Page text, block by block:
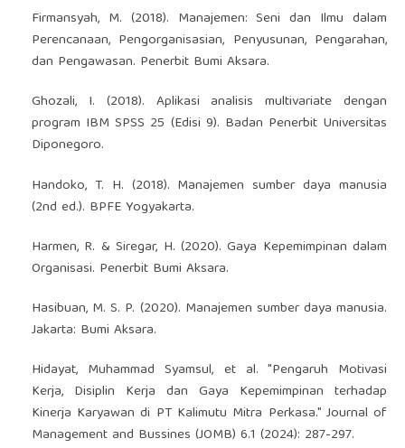
Firmansyah, M. (2018). Manajemen: Seni dan Ilmu dalam
Perencanaan, Pengorganisasian, Penyusunan, Pengarahan,
dan Pengawasan. Penerbit Bumi Aksara.
Ghozali, I. (2018). Aplikasi analisis multivariate dengan
program IBM SPSS 25 (Edisi 9). Badan Penerbit Universitas
Diponegoro.
Handoko, T. H. (2018). Manajemen sumber daya manusia
(2nd ed.). BPFE Yogyakarta.
Harmen, R. & Siregar, H. (2020). Gaya Kepemimpinan dalam
Organisasi. Penerbit Bumi Aksara.
Hasibuan, M. S. P. (2020). Manajemen sumber daya manusia.
Jakarta: Bumi Aksara.
Hidayat, Muhammad Syamsul, et al. "Pengaruh Motivasi
Kerja, Disiplin Kerja dan Gaya Kepemimpinan terhadap
Kinerja Karyawan di PT Kalimutu Mitra Perkasa." Journal of
Management and Bussines (JOMB) 6.1 (2024): 287-297.